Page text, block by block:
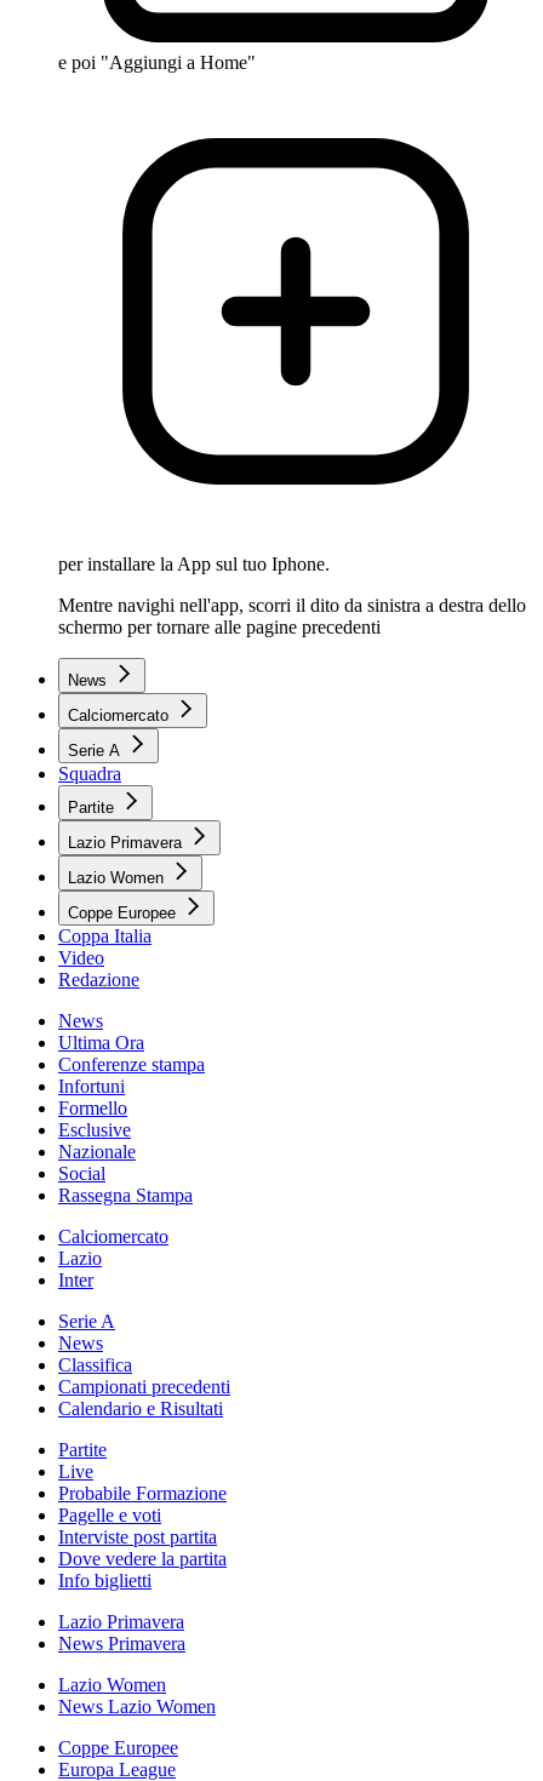
e poi "Aggiungi a Home"
per installare la App sul tuo Iphone.
Mentre navighi nell'app, scorri il dito da sinistra a destra dello
schermo per tornare alle pagine precedenti
News
Calciomercato
Serie A
Squadra
Partite
Lazio Primavera
Lazio Women
Coppe Europee
Coppa Italia
Video
Redazione
News
Ultima Ora
Conferenze stampa
Infortuni
Formello
Esclusive
Nazionale
Social
Rassegna Stampa
Calciomercato
Lazio
Inter
Serie A
News
Classifica
Campionati precedenti
Calendario e Risultati
Partite
Live
Probabile Formazione
Pagelle e voti
Interviste post partita
Dove vedere la partita
Info biglietti
Lazio Primavera
News Primavera
Lazio Women
News Lazio Women
Coppe Europee
Europa League